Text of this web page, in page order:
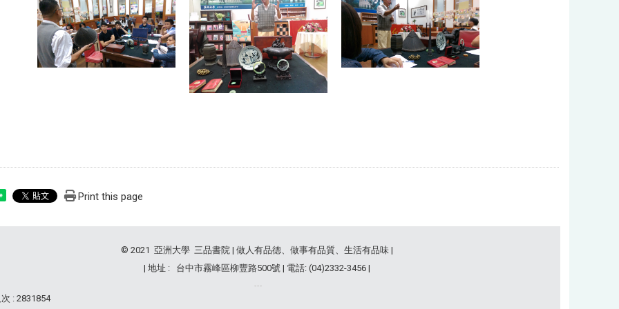
Print this page
© 2021 亞洲大學 三品書院 | 做人有品德、做事有品質、生活有品味 |
| 地址 : 台中市霧峰區柳豐路500號 | 電話: (04)2332-3456 |
: 2831854